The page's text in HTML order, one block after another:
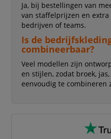
Ja, bij bestellingen van
van staffelprijzen en
bedrijven of teams.
Is de
combineerbaar?
Veel modellen zijn
en stijlen, zodat broek,
eenvoudig te combineren